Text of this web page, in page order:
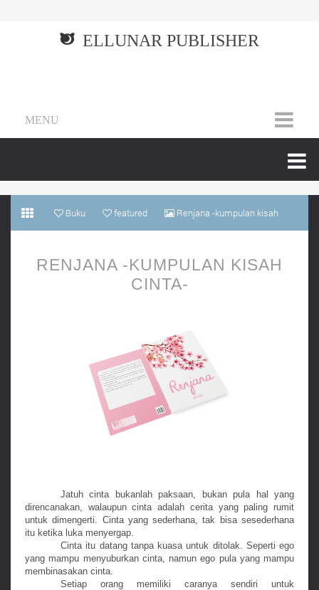
ELLUNAR PUBLISHER
MENU
Buku featured Renjana -kumpulan kisah
RENJANA -KUMPULAN KISAH
CINTA-
Jatuh cinta bukanlah paksaan, bukan pula hal yang
direncanakan, walaupun cinta adalah cerita yang paling rumit
untuk dimengerti. Cinta yang sederhana, tak bisa sesederhana
itu ketika luka menyergap.
Cinta itu datang tanpa kuasa untuk ditolak. Seperti ego
yang mampu menyuburkan cinta, namun ego pula yang mampu
membinasakan cinta.
Setiap orang memiliki caranya sendiri untuk